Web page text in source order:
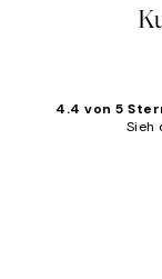
4.4 von 5
Sieh